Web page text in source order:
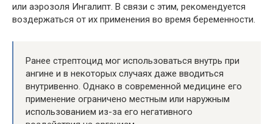
или аэрозоля Ингалипт. В связи с этим, рекомендуется
воздержаться от их применения во время беременности.
Ранее стрептоцид мог использоваться внутрь при
ангине и в некоторых случаях даже вводиться
внутривенно. Однако в современной медицине его
применение ограничено местным или наружным
использованием из-за его негативного